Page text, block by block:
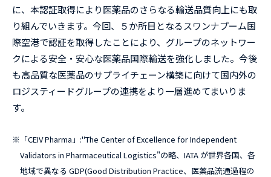
に、本認証取得により医薬品のさらなる輸送品質向上にも取
り組んでいきます。今回、５か所目となるスワンナプーム国
際空港で認証を取得したことにより、グループのネットワー
クによる安全・安心な医薬品国際輸送を強化しました。今後
も高品質な医薬品のサプライチェーン構築に向けて国内外の
ロジスティードグループの連携をより一層進めてまいりま
す。
※ 「CEIV Pharma」:"The Center of Excellence for Independent
Validators in Pharmaceutical Logistics"の略、IATA が世界各国、各
地域で異なる GDP(Good Distribution Practice、医薬品流通過程の